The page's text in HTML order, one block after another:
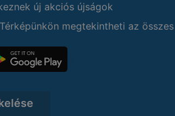
új akciós újságok
megtekintheti az